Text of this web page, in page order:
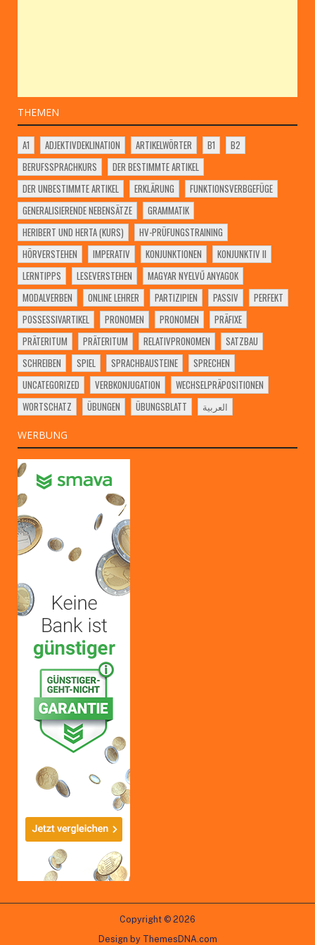
THEMEN
A1 ADJEKTIVDEKLINATION ARTIKELWÖRTER B1
B2
BERUFSSPRACHKURS
DER BESTIMMTE ARTIKEL
DER UNBESTIMMTE ARTIKEL
ERKLÄRUNG
FUNKTIONSVERBGEFÜGE
GENERALISIERENDE NEBENSÄTZE
GRAMMATIK
HERIBERT UND HERTA (KURS)
HV-PRÜFUNGSTRAINING
HÖRVERSTEHEN
IMPERATIV KONJUNKTIONEN
KONJUNKTIV II
LERNTIPPS
LESEVERSTEHEN
MAGYAR NYELVŰ ANYAGOK
MODALVERBEN
ONLINE LEHRER PARTIZIPIEN PASSIV
PERFEKT
POSSESSIVARTIKEL
PRONOMEN PRONOMEN
PRÄFIXE
PRÄTERITUM
PRÄTERITUM RELATIVPRONOMEN
SATZBAU
SCHREIBEN
SPIEL SPRACHBAUSTEINE
SPRECHEN
UNCATEGORIZED
VERBKONJUGATION
WECHSELPRÄPOSITIONEN
WORTSCHATZ
ÜBUNGEN ÜBUNGSBLATT العربية
WERBUNG
Copyright © 2026
Design by ThemesDNA.com